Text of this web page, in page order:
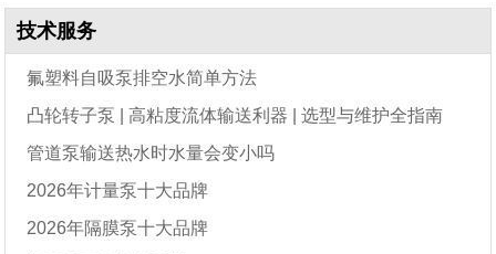
技术服务
氟塑料自吸泵排空水简单方法
凸轮转子泵 | 高粘度流体输送利器 | 选型与维护全指南
管道泵输送热水时水量会变小吗
2026年计量泵十大品牌
2026年隔膜泵十大品牌